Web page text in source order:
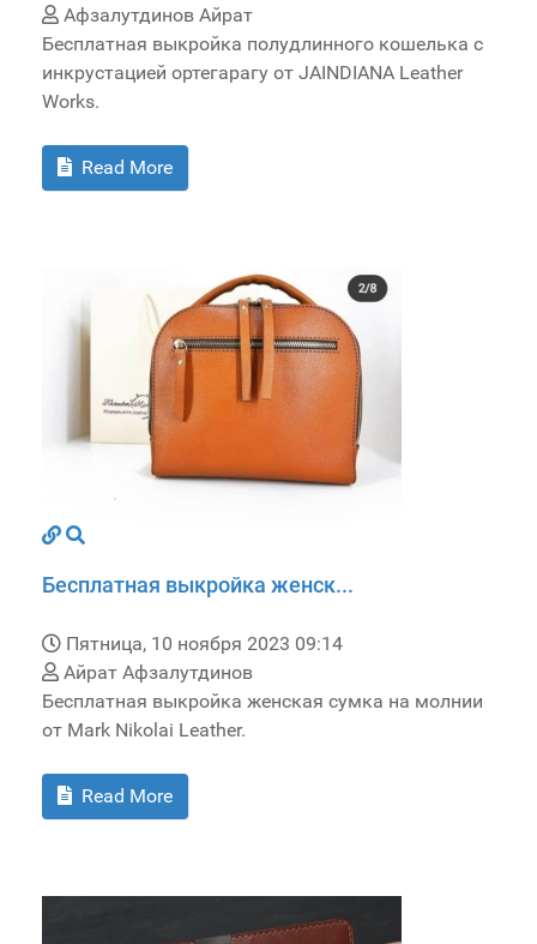
Афзалутдинов Айрат
Бесплатная выкройка полудлинного кошелька с
инкрустацией ортегарагу от JAINDIANA Leather
Works.
Read More
Бесплатная выкройка женск...
Пятница, 10 ноября 2023 09:14
Айрат Афзалутдинов
Бесплатная выкройка женская сумка на молнии
от Mark Nikolai Leather.
Read More